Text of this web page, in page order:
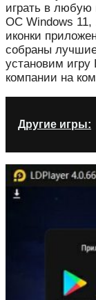
играть в любую
ОС Windows 11,
иконки
собраны
установим игру
компании на
Другие игры: